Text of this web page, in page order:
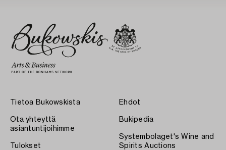
Tietoa Bukowskista
Ota yhteyttä
asiantuntijoihimme
Tulokset
Ehdot
Bukipedia
Systembolaget's Wine and
Spirits Auctions